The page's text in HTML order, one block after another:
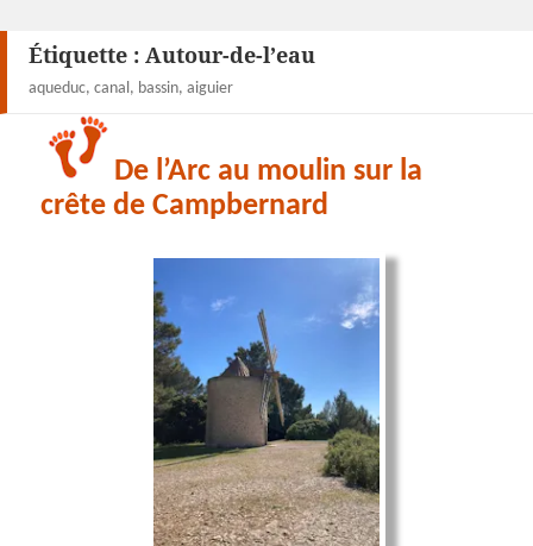
Étiquette : Autour-de-l’eau
aqueduc, canal, bassin, aiguier
De l’Arc au moulin sur la
crête de Campbernard